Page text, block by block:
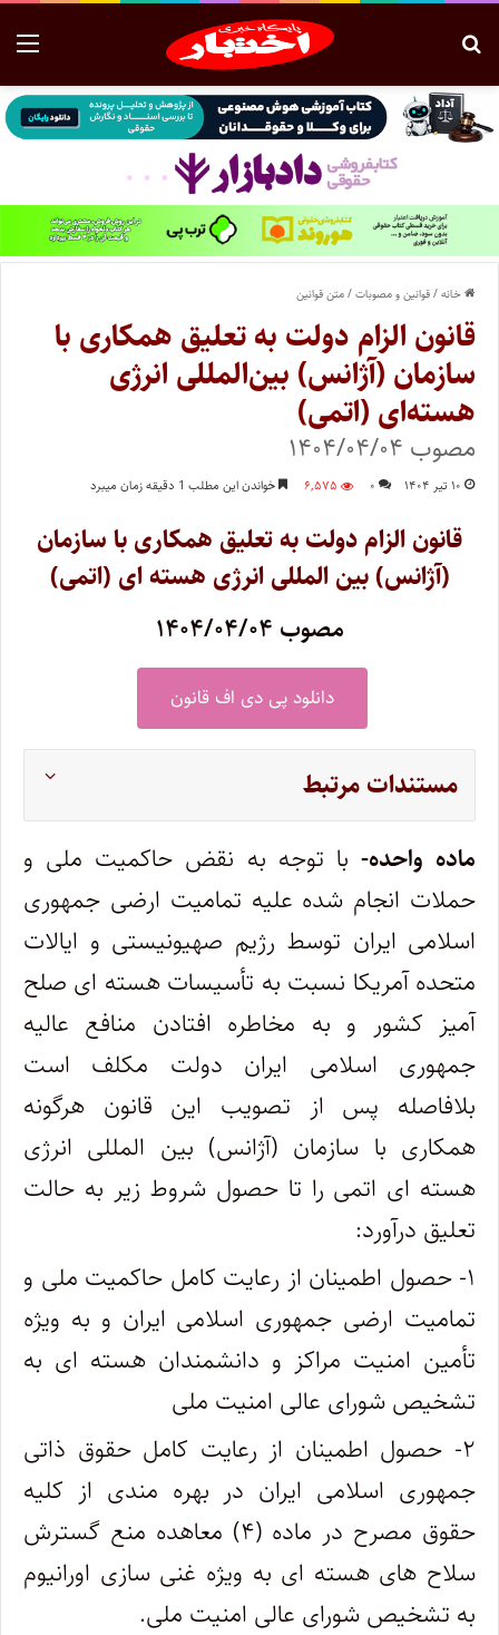
خانه/قوانین و مصوبات/متن قوانین
قانون الزام دولت به تعلیق همکاری با
سازمان (آژانس) بین‌المللی انرژی
هسته‌ای (اتمی)
مصوب ۱۴۰۴/۰۴/۰۴
۱۰ تیر ۱۴۰۴ ۰ ۶,۵۷۵ خواندن این مطلب 1 دقیقه زمان میبرد
قانون الزام دولت به تعلیق همکاری با سازمان
(آژانس) بین المللی انرژی هسته ای (اتمی)
مصوب ۱۴۰۴/۰۴/۰۴
دانلود پی دی اف قانون
مستندات مرتبط
ماده واحده- با توجه به نقض حاکمیت ملی و
حملات انجام شده علیه تمامیت ارضی جمهوری
اسلامی ایران توسط رژیم صهیونیستی و ایالات
متحده آمریکا نسبت به تأسیسات هسته ای صلح
آمیز کشور و به مخاطره افتادن منافع عالیه
جمهوری اسلامی ایران دولت مکلف است
بلافاصله پس از تصویب این قانون هرگونه
همکاری با سازمان (آژانس) بین المللی انرژی
هسته ای اتمی را تا حصول شروط زیر به حالت
تعلیق درآورد:
۱- حصول اطمینان از رعایت کامل حاکمیت ملی و
تمامیت ارضی جمهوری اسلامی ایران و به ویژه
تأمین امنیت مراکز و دانشمندان هسته ای به
تشخیص شورای عالی امنیت ملی
۲- حصول اطمینان از رعایت کامل حقوق ذاتی
جمهوری اسلامی ایران در بهره مندی از کلیه
حقوق مصرح در ماده (۴) معاهده منع گسترش
سلاح های هسته ای به ویژه غنی سازی اورانیوم
به تشخیص شورای عالی امنیت ملی.